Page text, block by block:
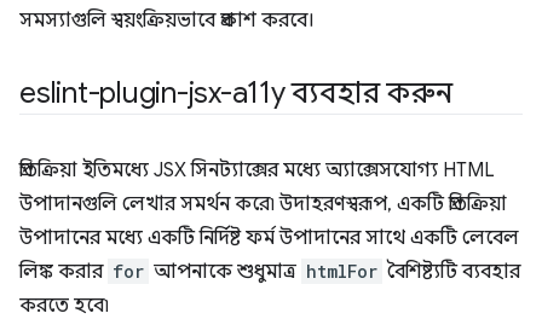
সমস্যাগুলি স্বয়ংক্রিয়ভাবে প্রকাশ করবে।
eslint-plugin-jsx-a11y ব্যবহার করুন
প্রতিক্রিয়া ইতিমধ্যে JSX সিনট্যাক্সের মধ্যে অ্যাক্সেসযোগ্য HTML
উপাদানগুলি লেখার সমর্থন করে৷ উদাহরণস্বরূপ, একটি প্রতিক্রিয়া
উপাদানের মধ্যে একটি নির্দিষ্ট ফর্ম উপাদানের সাথে একটি লেবেল
লিঙ্ক করার for আপনাকে শুধুমাত্র htmlFor বৈশিষ্ট্যটি ব্যবহার
করতে হবে৷